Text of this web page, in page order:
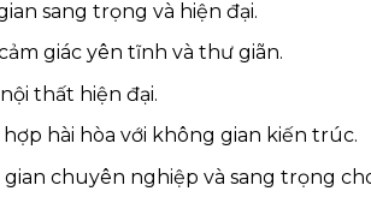
sang trọng và hiện đại.
giác yên tĩnh và thư giãn.
thất hiện đại.
hài hòa với không gian kiến trúc.
chuyên nghiệp và sang trọng